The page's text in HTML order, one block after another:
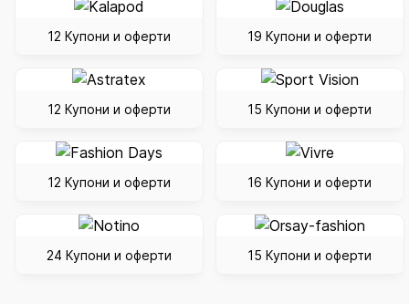
12 Купони и оферти 19 Купони и оферти
12 Купони и оферти 15 Купони и оферти
12 Купони и оферти 16 Купони и оферти
24 Купони и оферти 15 Купони и оферти